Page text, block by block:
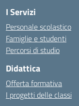
I Servizi
Personale scolastico
Famiglie e studenti
Percorsi di studio
Didattica
Offerta formativa
I progetti delle classi